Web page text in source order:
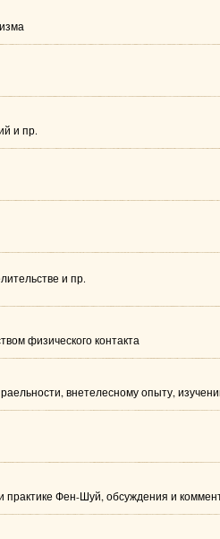
и пр.
и пр.
физического контакта
внетелесному опыту,
Фен-Шуй, обсуждения и